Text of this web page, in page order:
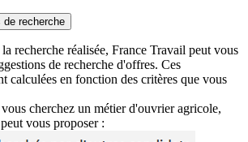
recherche
recherche réalisée, France Travail peut vous
de recherche d'offres. Ces
calculées en fonction des critères que vous
cherchez un métier d'ouvrier agricole,
vous proposer :